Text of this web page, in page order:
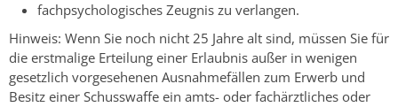
fachpsychologisches Zeugnis zu verlangen.
Hinweis: Wenn Sie noch nicht 25 Jahre alt sind, müssen Sie für
die erstmalige Erteilung einer Erlaubnis außer in wenigen
gesetzlich vorgesehenen Ausnahmefällen zum Erwerb und
Besitz einer Schusswaffe ein amts- oder fachärztliches oder